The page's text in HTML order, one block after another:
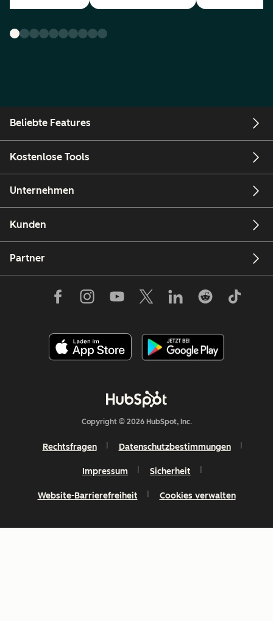
Beliebte Features
Kostenlose Tools
Unternehmen
Kunden
Partner
Copyright © 2026 HubSpot, Inc.
Rechtsfragen Datenschutzbestimmungen
Impressum Sicherheit
Website-Barrierefreiheit Cookies verwalten